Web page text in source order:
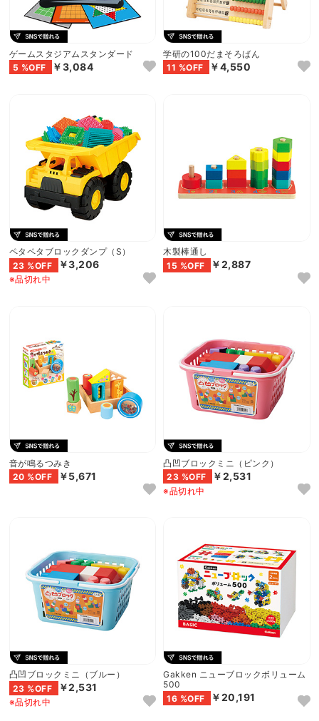
ゲームスタジアムスタンダード
5 %OFF
￥3,084
学研の100だまそろばん
11 %OFF
￥4,550
ペタペタブロックダンプ（S）
23 %OFF
￥3,206
※品切れ中
木製棒通し
15 %OFF
￥2,887
音が鳴るつみき
20 %OFF
￥5,671
凸凹ブロックミニ（ピンク）
23 %OFF
￥2,531
※品切れ中
凸凹ブロックミニ（ブルー）
23 %OFF
￥2,531
※品切れ中
Gakken ニューブロックボリューム
500
16 %OFF
￥20,191